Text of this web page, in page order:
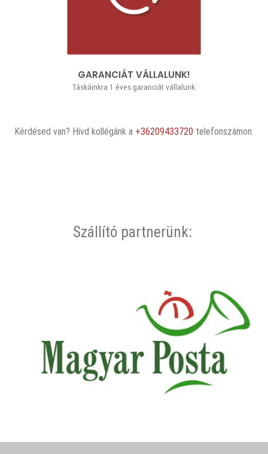
GARANCIÁT VÁLLALUNK!
Táskáinkra 1 éves garanciát vállalunk.
Kérdésed van? Hívd kollégánk a +36209433720 telefonszámon.
Szállító partnerünk: